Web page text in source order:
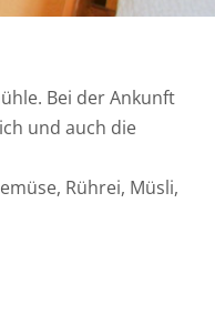
Bei der Ankunft
und auch die
Rührei, Müsli,